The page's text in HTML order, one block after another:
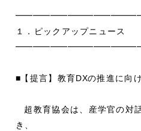
１．ピックアップニュース
■ 【提言】教育DXの推進に向
超教育協会は、産学官の対
き、